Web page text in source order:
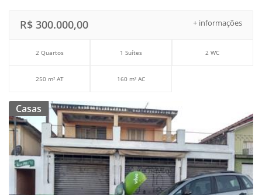
+ informações
R$ 300.000,00
2 Quartos 1 Suítes 2 WC
250 m² AT 160 m² AC
Casas